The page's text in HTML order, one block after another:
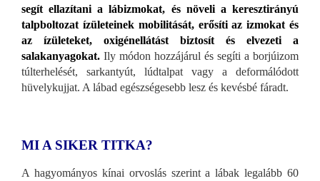
segít ellazítani a lábizmokat, és növeli a keresztirányú
talpboltozat ízületeinek mobilitását, erősíti az izmokat és
az ízületeket, oxigénellátást biztosít és elvezeti a
salakanyagokat. Ily módon hozzájárul és segíti a borjúizom
túlterhelését, sarkantyút, lúdtalpat vagy a deformálódott
hüvelykujjat. A lábad egészségesebb lesz és kevésbé fáradt.
MI A SIKER TITKA?
A hagyományos kínai orvoslás szerint a lábak legalább 60